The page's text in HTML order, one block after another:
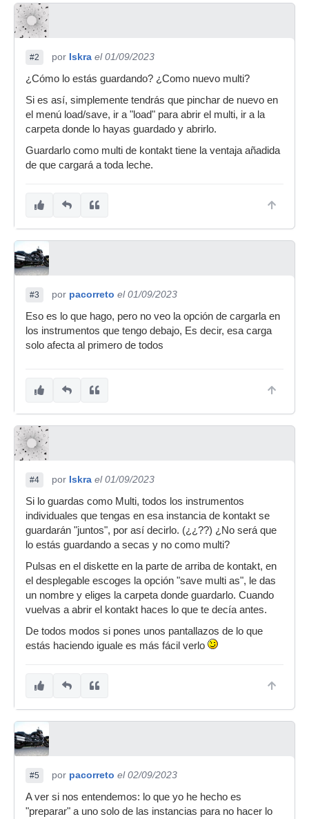
#2 por Iskra el 01/09/2023
¿Cómo lo estás guardando? ¿Como nuevo multi?
Si es así, simplemente tendrás que pinchar de nuevo en
el menú load/save, ir a "load" para abrir el multi, ir a la
carpeta donde lo hayas guardado y abrirlo.
Guardarlo como multi de kontakt tiene la ventaja añadida
de que cargará a toda leche.
#3 por pacorreto el 01/09/2023
Eso es lo que hago, pero no veo la opción de cargarla en
los instrumentos que tengo debajo, Es decir, esa carga
solo afecta al primero de todos
#4 por Iskra el 01/09/2023
Si lo guardas como Multi, todos los instrumentos
individuales que tengas en esa instancia de kontakt se
guardarán "juntos", por así decirlo. (¿¿??) ¿No será que
lo estás guardando a secas y no como multi?
Pulsas en el diskette en la parte de arriba de kontakt, en
el desplegable escoges la opción "save multi as", le das
un nombre y eliges la carpeta donde guardarlo. Cuando
vuelvas a abrir el kontakt haces lo que te decía antes.
De todos modos si pones unos pantallazos de lo que
estás haciendo iguale es más fácil verlo
#5 por pacorreto el 02/09/2023
A ver si nos entendemos: lo que yo he hecho es
"preparar" a uno solo de las instancias para no hacer lo